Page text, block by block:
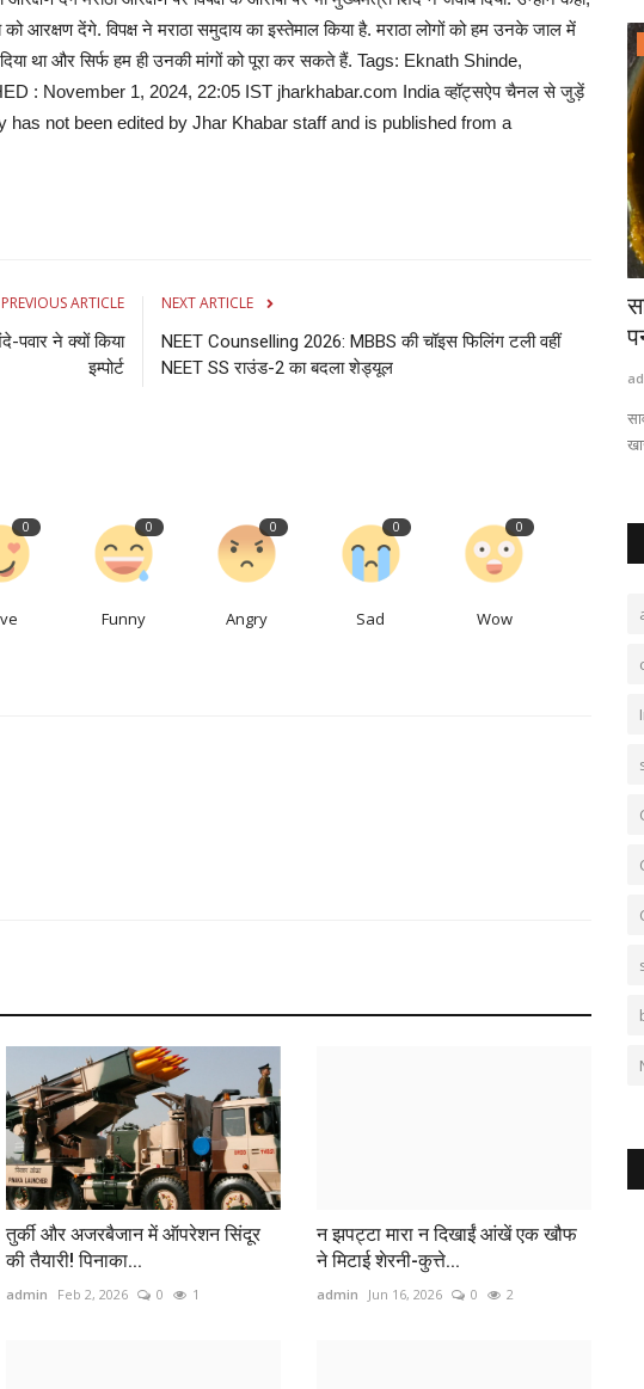
आरक्षण देंगे. विपक्ष ने मराठा समुदाय का इस्तेमाल किया है. मराठा लोगों को हम उनके जाल में
था और सिर्फ हम ही उनकी मांगों को पूरा कर सकते हैं. Tags: Eknath Shinde,
: November 1, 2024, 22:05 IST jharkhabar.com India व्हॉट्सऐप चैनल से जुड़ें
has not been edited by Jhar Khabar staff and is published from a
PREVIOUS ARTICLE
पवार ने क्यों किया
इम्पोर्ट
NEXT ARTICLE
NEET Counselling 2026: MBBS की चॉइस फिलिंग टली वहीं
NEET SS राउंड-2 का बदला शेड्यूल
0 0
Funny
0
Angry
0
Sad
0
Wow
तुर्की और अजरबैजान में ऑपरेशन सिंदूर
की तैयारी! पिनाका...
admin Feb 2, 2026 0 1
न झपट्टा मारा न दिखाईं आंखें एक खौफ
ने मिटाई शेरनी-कुत्ते...
admin Jun 16, 2026 0 2
पीटकर हत्या भोजन पर
राष्ट्रीय खबरें
वजन घटाना है तो रोज खाएं इतने बादाम डॉक्टर ने
बताया सही...
admin Aug 7, 2026 0 0